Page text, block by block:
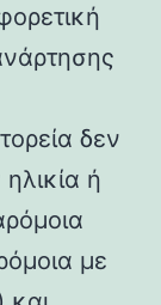
δεν
ή
με